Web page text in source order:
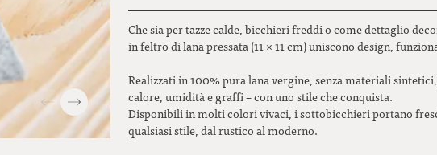
rosso ciliegia
blu petrolio
magnolia
citrus
Che sia per tazze calde, bicchieri freddi o come dettaglio
in feltro di lana pressata (11 × 11 cm) uniscono design,
Realizzati in 100% pura lana vergine, senza materiali
calore, umidità e graffi – con uno stile che conquista.
Disponibili in molti colori vivaci, i sottobicchieri portano
qualsiasi stile, dal rustico al moderno.